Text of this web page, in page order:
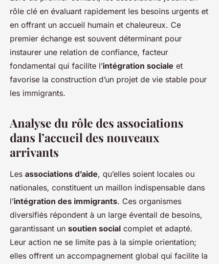
rôle clé en évaluant rapidement les besoins urgents et
en offrant un accueil humain et chaleureux. Ce
premier échange est souvent déterminant pour
instaurer une relation de confiance, facteur
fondamental qui facilite l’intégration sociale et
favorise la construction d’un projet de vie stable pour
les immigrants.
Analyse du rôle des associations
dans l’accueil des nouveaux
arrivants
Les associations d’aide, qu’elles soient locales ou
nationales, constituent un maillon indispensable dans
l’intégration des immigrants. Ces organismes
diversifiés répondent à un large éventail de besoins,
garantissant un soutien social complet et adapté.
Leur action ne se limite pas à la simple orientation;
elles offrent un accompagnement global qui facilite la